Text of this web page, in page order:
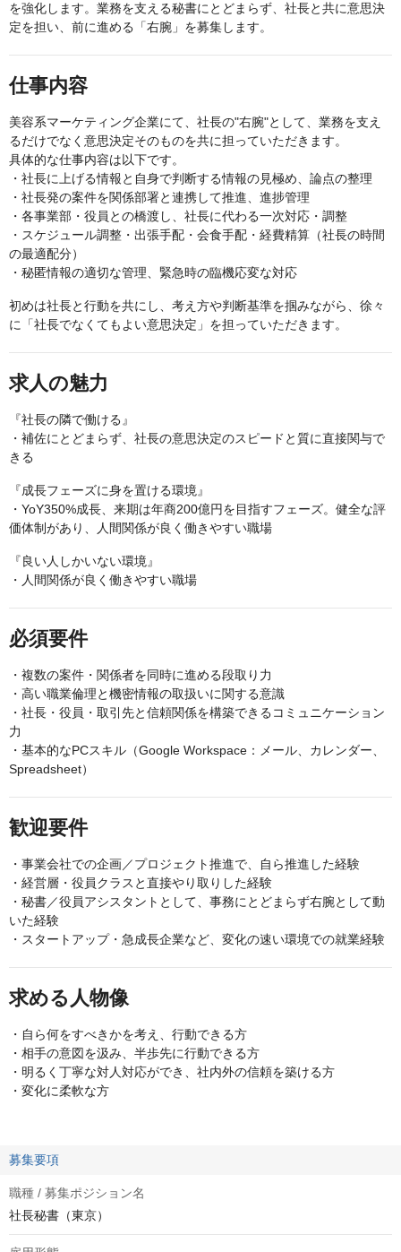
を強化します。業務を支える秘書にとどまらず、社長と共に意思決
定を担い、前に進める「右腕」を募集します。
仕事内容
美容系マーケティング企業にて、社長の"右腕"として、業務を支え
るだけでなく意思決定そのものを共に担っていただきます。
具体的な仕事内容は以下です。
・社長に上げる情報と自身で判断する情報の見極め、論点の整理
・社長発の案件を関係部署と連携して推進、進捗管理
・各事業部・役員との橋渡し、社長に代わる一次対応・調整
・スケジュール調整・出張手配・会食手配・経費精算（社長の時間
の最適配分）
・秘匿情報の適切な管理、緊急時の臨機応変な対応
初めは社長と行動を共にし、考え方や判断基準を掴みながら、徐々
に「社長でなくてもよい意思決定」を担っていただきます。
求人の魅力
『社長の隣で働ける』
・補佐にとどまらず、社長の意思決定のスピードと質に直接関与で
きる
『成長フェーズに身を置ける環境』
・YoY350%成長、来期は年商200億円を目指すフェーズ。健全な評
価体制があり、人間関係が良く働きやすい職場
『良い人しかいない環境』
・人間関係が良く働きやすい職場
必須要件
・複数の案件・関係者を同時に進める段取り力
・高い職業倫理と機密情報の取扱いに関する意識
・社長・役員・取引先と信頼関係を構築できるコミュニケーション
力
・基本的なPCスキル（Google Workspace：メール、カレンダー、
Spreadsheet）
歓迎要件
・事業会社での企画／プロジェクト推進で、自ら推進した経験
・経営層・役員クラスと直接やり取りした経験
・秘書／役員アシスタントとして、事務にとどまらず右腕として動
いた経験
・スタートアップ・急成長企業など、変化の速い環境での就業経験
求める人物像
・自ら何をすべきかを考え、行動できる方
・相手の意図を汲み、半歩先に行動できる方
・明るく丁寧な対人対応ができ、社内外の信頼を築ける方
・変化に柔軟な方
募集要項
職種 / 募集ポジション名
社長秘書（東京）